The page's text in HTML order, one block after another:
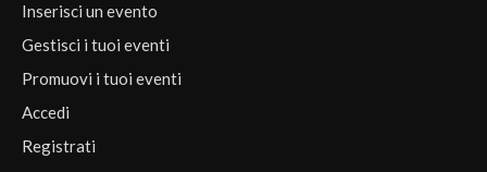
Inserisci un evento
Gestisci i tuoi eventi
Promuovi i tuoi eventi
Accedi
Registrati